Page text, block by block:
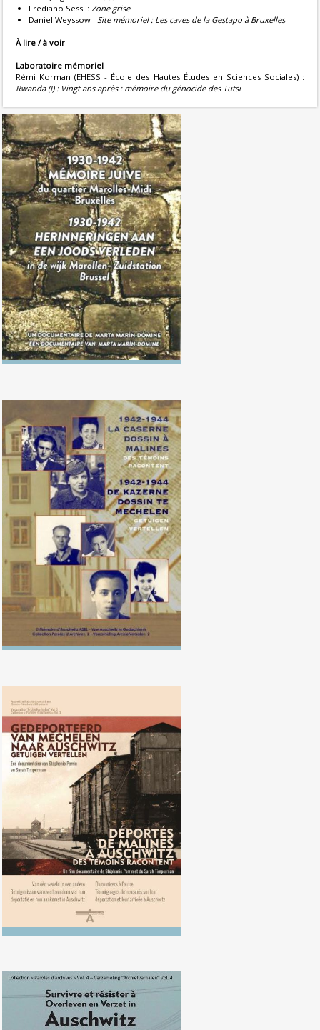
Frediano Sessi : Zone grise
Daniel Weyssow : Site mémoriel : Les caves de la Gestapo à Bruxelles
À lire / à voir
Laboratoire mémoriel
Rémi Korman (EHESS - École des Hautes Études en Sciences Sociales) :
Rwanda (I) : Vingt ans après : mémoire du génocide des Tutsi
1930-1942. Mémoire juive du
quartier Marolles-Midi, Bruxelles
1942-1944. La caserne Dossin à
Malines
Déportés de Malines à Auschwitz